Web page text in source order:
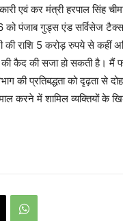
एवं कर मंत्री हरपाल सिंह
को पंजाब गुड्स एंड सर्विसेज
की राशि 5 करोड़ रुपये से
कैद की सजा हो सकती है। मैं
की प्रतिबद्धता को दृढ़ता से
में शामिल व्यक्तियों के